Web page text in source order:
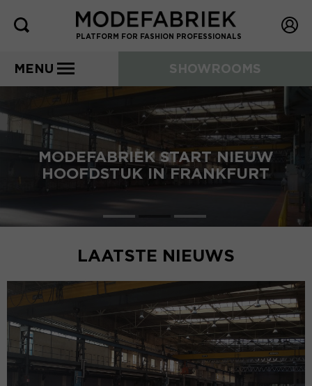
PLATFORM FOR FASHION PROFESSIONALS
MENU SHOWROOMS
MODEFABRIEK START NIEUW
HOOFDSTUK IN FRANKFURT
LAATSTE NIEUWS